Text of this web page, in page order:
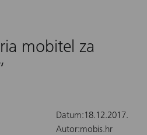
mobitel za
Datum:18.12.2017.
Autor:mobis.hr